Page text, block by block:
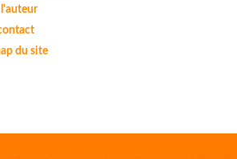
l'auteur
du site